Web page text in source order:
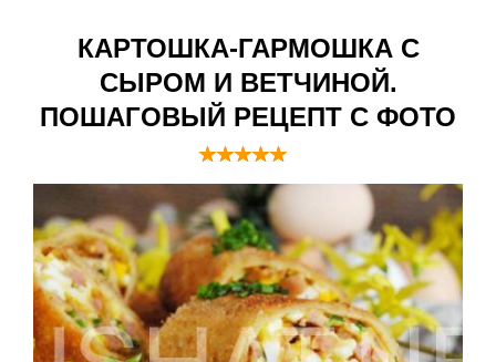
КАРТОШКА-ГАРМОШКА С
СЫРОМ И ВЕТЧИНОЙ.
ПОШАГОВЫЙ РЕЦЕПТ С ФОТО